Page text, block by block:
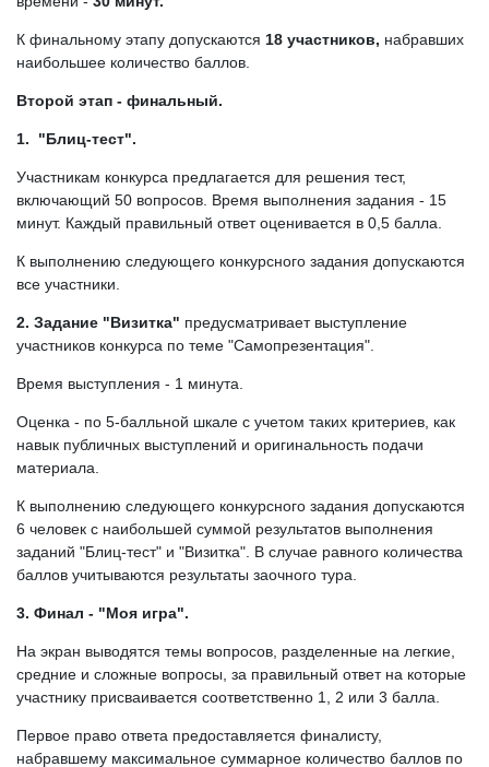
К финальному этапу допускаются 18 участников, набравших
наибольшее количество баллов.
Второй этап - финальный.
1. "Блиц-тест".
Участникам конкурса предлагается для решения тест,
включающий 50 вопросов. Время выполнения задания - 15
минут. Каждый правильный ответ оценивается в 0,5 балла.
К выполнению следующего конкурсного задания допускаются
все участники.
2. Задание "Визитка" предусматривает выступление
участников конкурса по теме "Самопрезентация".
Время выступления - 1 минута.
Оценка - по 5-балльной шкале с учетом таких критериев, как
навык публичных выступлений и оригинальность подачи
материала.
К выполнению следующего конкурсного задания допускаются
6 человек с наибольшей суммой результатов выполнения
заданий "Блиц-тест" и "Визитка". В случае равного количества
баллов учитываются результаты заочного тура.
3. Финал - "Моя игра".
На экран выводятся темы вопросов, разделенные на легкие,
средние и сложные вопросы, за правильный ответ на которые
участнику присваивается соответственно 1, 2 или 3 балла.
Первое право ответа предоставляется финалисту,
набравшему максимальное суммарное количество баллов по